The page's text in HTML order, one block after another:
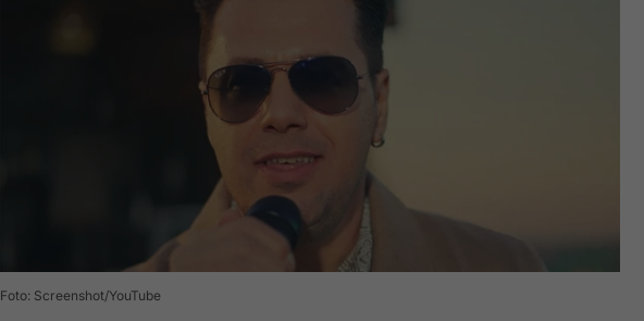
Foto: Screenshot/YouTube